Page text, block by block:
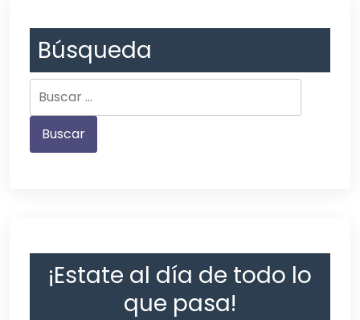
Búsqueda
¡Estate al día de todo lo
que pasa!